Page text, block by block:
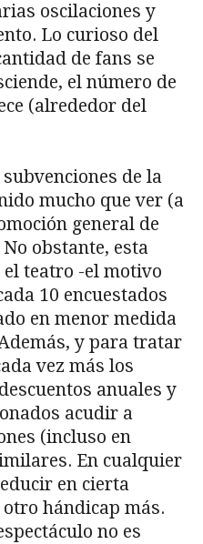
oscilaciones y
Lo curioso del
de fans se
el número de
(alrededor del
de la
mucho que ver (a
general de
obstante, esta
teatro -el motivo
10 encuestados
en menor medida
y para tratar
vez más los
anuales y
acudir a
(incluso en
En cualquier
en cierta
hándicap más.
no es